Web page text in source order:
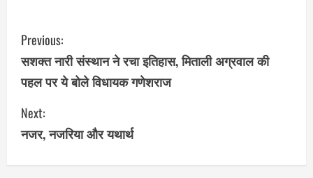
C
o
n
t
Previous:
सशक्त नारी संस्थान ने रचा इतिहास, मिताली अग्रवाल की
पहल पर ये बोले विधायक गणेशराज
Next:
नजर, नजरिया और यथार्थ